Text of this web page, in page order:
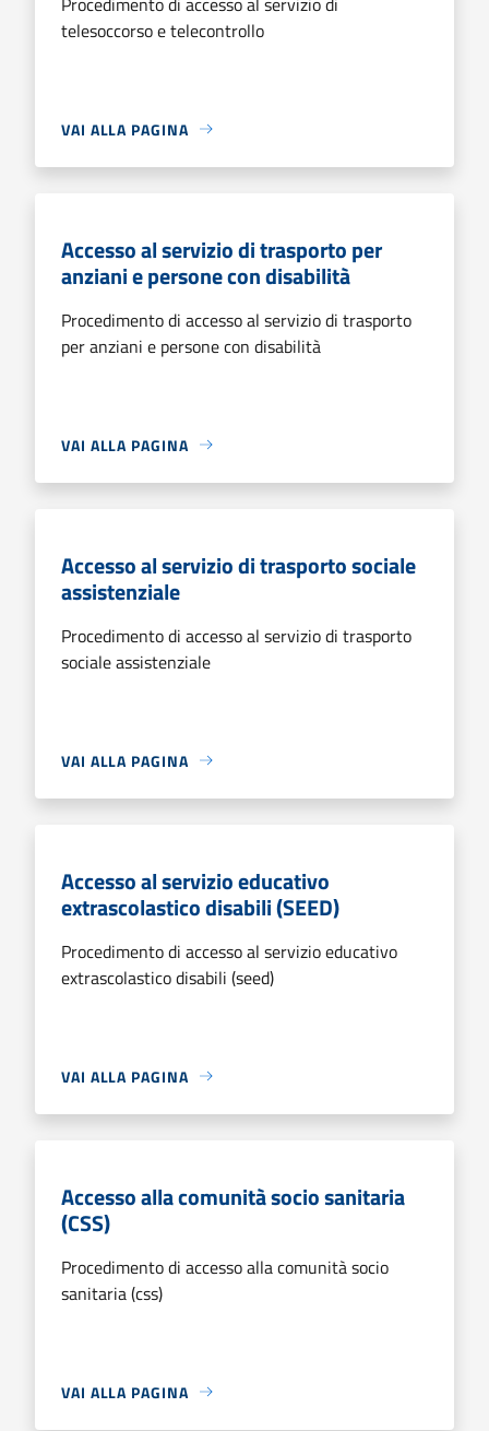
telesoccorso e telecontrollo
VAI ALLA PAGINA
Accesso al servizio di trasporto per
anziani e persone con disabilità
Procedimento di accesso al servizio di trasporto
per anziani e persone con disabilità
VAI ALLA PAGINA
Accesso al servizio di trasporto sociale
assistenziale
Procedimento di accesso al servizio di trasporto
sociale assistenziale
VAI ALLA PAGINA
Accesso al servizio educativo
extrascolastico disabili (SEED)
Procedimento di accesso al servizio educativo
extrascolastico disabili (seed)
VAI ALLA PAGINA
Accesso alla comunità socio sanitaria
(CSS)
Procedimento di accesso alla comunità socio
sanitaria (css)
VAI ALLA PAGINA